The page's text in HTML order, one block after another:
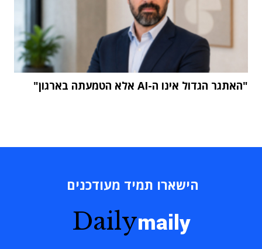
"האתגר הגדול אינו ה-AI אלא הטמעתה בארגון"
הישארו תמיד מעודכנים
Dailymaily